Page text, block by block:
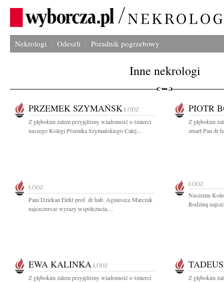
Nekrologi Odeszli Poradnik pogrzebowy
Inne nekrologi
PRZEMEK SZYMAŃSK ŁÓDŹ
Z głębokim żalem przyjęliśmy wiadomość o śmierci
naszego Kolegi Przemka Szymańskiego Całej...
PIOTR
Z głębokim
zmarł Pan dr
ŁÓDŹ
Pani Dziekan Elekt prof. dr hab. Agnieszce Marczak
najszczersze wyrazy współczucia,...
ŁÓDŹ
Naszemu
Rodziną
EWA KALINKA ŁÓDŹ
Z głębokim żalem przyjęliśmy wiadomość o śmierci
Z głębokim